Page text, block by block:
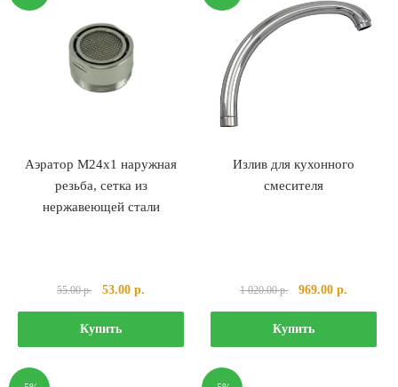
Аэратор М24х1 наружная
резьба, сетка из
нержавеющей стали
55.00р.
Первоначальная
цена
составляла
55.00 р..
53.00р.
цена:
Купить
Излив для кухонного
смесителя
1 020.00р.
Первоначальная
цена
составляла
1
969.00р.
цена:
Купить